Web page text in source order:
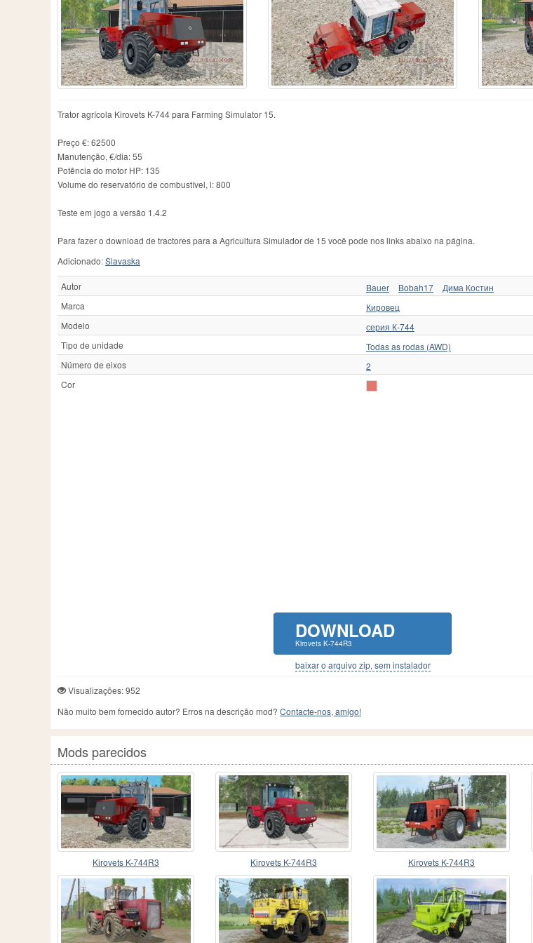
Chamberlain
2
County
1
Daten
1
David Brown
7
Deutz-Fahr
467
Dutra
6
Ebro
1
Famulus
4
Farming Simulator 15
IMT
76
JCB
130
John
1
John Deere
1282
John Deere 6930 Premiꭒm1
John Deere 7830
1
John Deere 7930
1
Kramer
RABA
44
Rakovica
11
Rasant
1
Reform
6
Renault
86
Same
95
Schluter
32
Zetor
Zetor 4011
Zetor 16145 Turbo
Outro
Агромаш
Беларус
ВМТЗ
Trator agrícola Kirovets K-744 para Farming Simulator 15.
Preço €: 62500
Manutenção, €/dia: 55
Potência do motor HP: 135
Volume do reservatório de combustível, l: 800
Teste em jogo a versão 1.4.2
Para fazer o download de tractores para a Agricultura Simulador de 15 você pode nos links abaixo na página.
Adicionado:Slavaska
Autor Bauer Bobah17
Дима Костин
Marca
Кировец
Modelo
серия К-744
Tipo de unidade
Todas as rodas (AWD)
Número de eixos
2
Cor
DOWNLOAD
Kirovets K-744R3
baixar o arquivo zip, sem instalador
Visualizações: 952
Não muito bem fornecido autor? Erros na descrição mod? Contacte-nos, amigo!
Mods parecidos
Kirovets K-744R3 Kirovets K-744R3 Kirovets K-744R3